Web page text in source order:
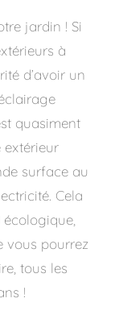
jardin ! Si
à
d’avoir un
quasiment
extérieur
surface au
Cela
vous pourrez
tous les
!